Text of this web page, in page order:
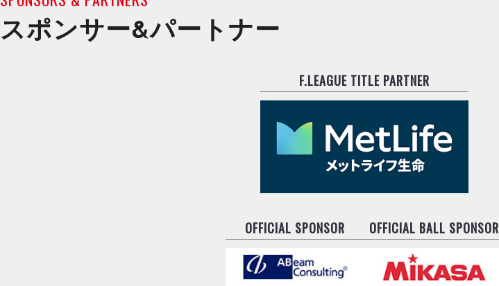
スポンサー&パートナー
F.LEAGUE TITLE PARTNER
OFFICIAL SPONSOR OFFICIAL BALL SPONSOR